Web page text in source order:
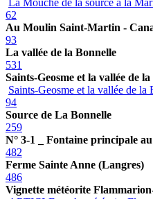
62
Au Moulin Saint-Martin -
93
La vallée de la Bonnelle
531
Saints-Geosme et la vallée de
Saints-Geosme et la vallée de la
94
Source de La Bonnelle
259
N° 3-1 _ Fontaine principale
482
Ferme Sainte Anne (Langres)
486
Vignette météorite